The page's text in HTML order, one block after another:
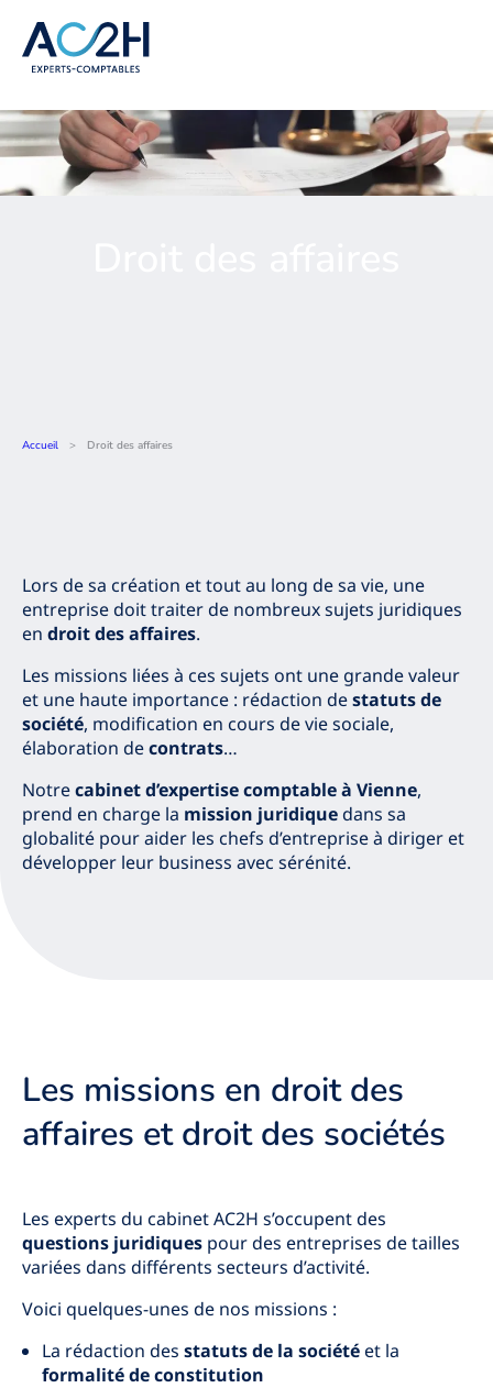
Accueil > Droit des affaires
Lors de sa création et tout au long de sa vie, une
entreprise doit traiter de nombreux sujets juridiques
en droit des affaires.
Les missions liées à ces sujets ont une grande valeur
et une haute importance : rédaction destatuts de
société, modification en cours de vie sociale,
élaboration decontrats…
Notrecabinet d’expertise comptable à Vienne,
prend en charge la mission juridiquedans sa
globalité pour aider les chefs d’entreprise à diriger et
développer leur business avec sérénité.
Les missions en droit des
affaires et droit des sociétés
Les experts du cabinet AC2H s’occupent des
questions juridiques pour des entreprises de tailles
variées dans différents secteurs d’activité.
Voici quelques-unes de nos missions :
La rédaction des statuts de la sociétéet la
formalité de constitution